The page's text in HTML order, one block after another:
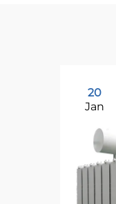
20
Jan